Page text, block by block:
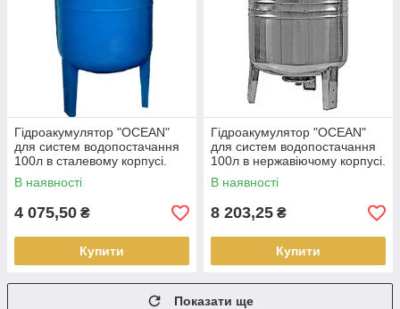
Гідроакумулятор "OCEAN"
для систем водопостачання
100л в сталевому корпусі.
В наявності
4 075,50 ₴
Купити
Гідроакумулятор "OCEAN"
для систем водопостачання
100л в нержавіючому корпусі.
В наявності
8 203,25 ₴
Купити
Показати ще